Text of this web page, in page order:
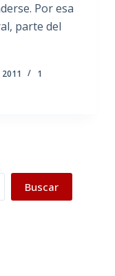
Por esa
parte del
2011
1
Buscar